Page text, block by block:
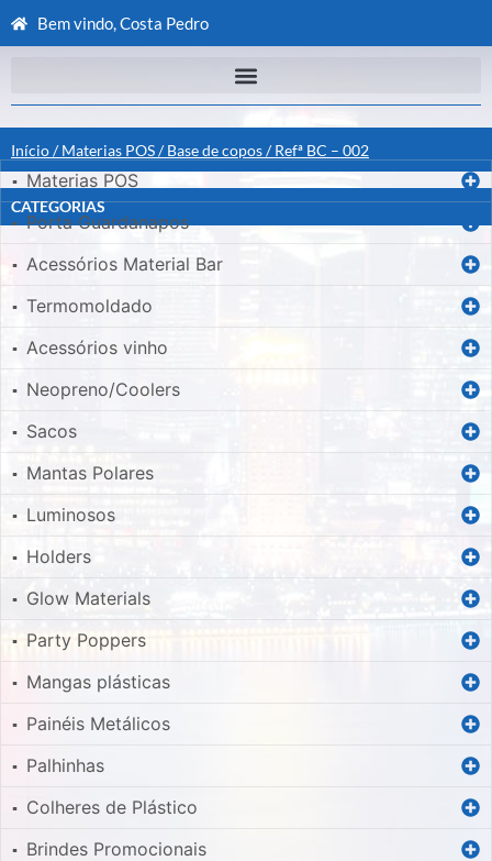
Bem vindo, Costa Pedro
Início/Materias POS/Base de copos/ Refª BC – 002
CATEGORIAS
▪ Materias POS
▪ Porta Guardanapos
▪ Acessórios Material Bar
▪ Termomoldado
▪ Acessórios vinho
▪ Neopreno/Coolers
▪ Sacos
▪ Mantas Polares
▪ Luminosos
▪ Holders
▪ Glow Materials
▪ Party Poppers
▪ Mangas plásticas
▪ Painéis Metálicos
▪ Palhinhas
▪ Colheres de Plástico
▪ Brindes Promocionais